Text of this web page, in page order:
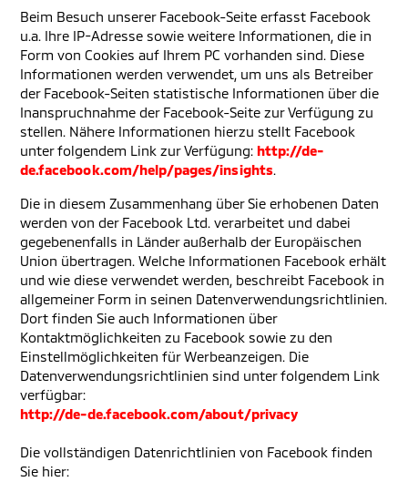
Beim Besuch unserer Facebook-Seite erfasst Facebook
u.a. Ihre IP-Adresse sowie weitere Informationen, die in
Form von Cookies auf Ihrem PC vorhanden sind. Diese
Informationen werden verwendet, um uns als Betreiber
der Facebook-Seiten statistische Informationen über die
Inanspruchnahme der Facebook-Seite zur Verfügung zu
stellen. Nähere Informationen hierzu stellt Facebook
unter folgendem Link zur Verfügung: http://de-
de.facebook.com/help/pages/insights.
Die in diesem Zusammenhang über Sie erhobenen Daten
werden von der Facebook Ltd. verarbeitet und dabei
gegebenenfalls in Länder außerhalb der Europäischen
Union übertragen. Welche Informationen Facebook erhält
und wie diese verwendet werden, beschreibt Facebook in
allgemeiner Form in seinen Datenverwendungsrichtlinien.
Dort finden Sie auch Informationen über
Kontaktmöglichkeiten zu Facebook sowie zu den
Einstellmöglichkeiten für Werbeanzeigen. Die
Datenverwendungsrichtlinien sind unter folgendem Link
verfügbar:
http://de-de.facebook.com/about/privacy
Die vollständigen Datenrichtlinien von Facebook finden
Sie hier: